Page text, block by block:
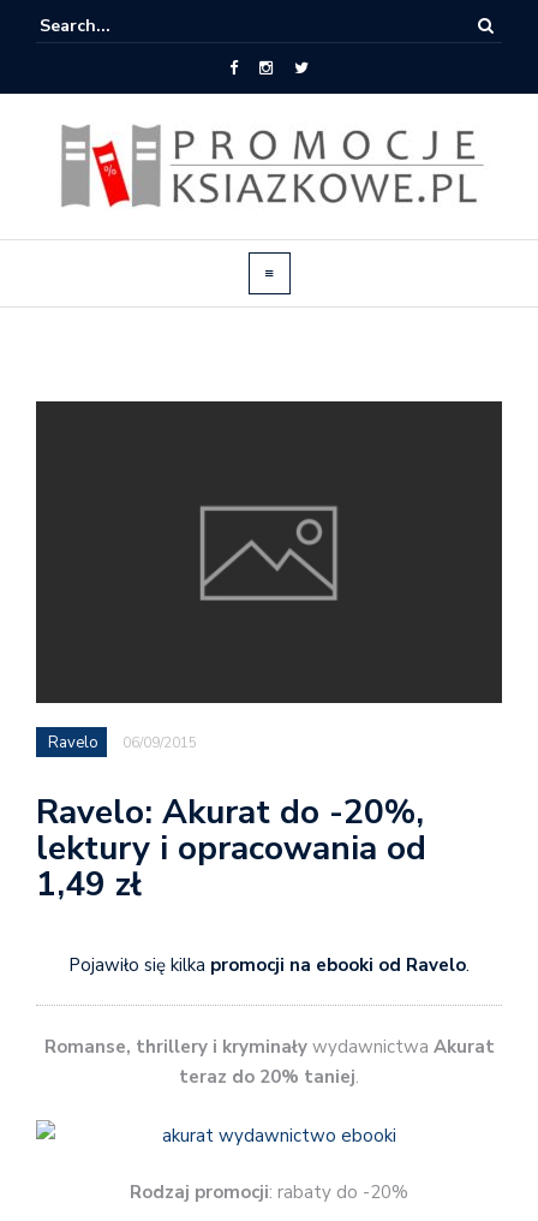
Ravelo 06/09/2015
Ravelo: Akurat do -20%,
lektury i opracowania od
1,49 zł
Pojawiło się kilka promocji na ebooki od Ravelo.
Romanse, thrillery i kryminaływydawnictwa Akurat
teraz do 20% taniej.
Rodzaj promocji: rabaty do -20%